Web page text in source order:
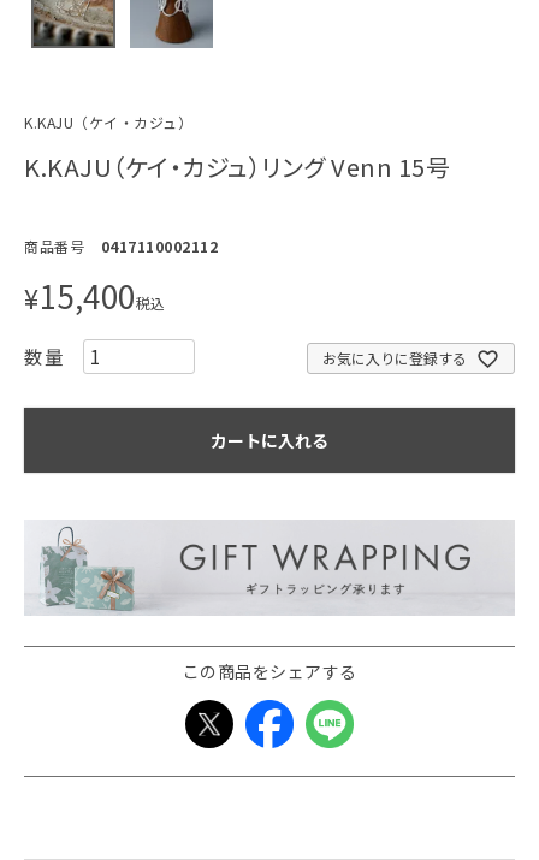
K.KAJU（ケイ・カジュ）
K.KAJU（ケイ・カジュ）リング Venn 15号
商品番号 0417110002112
¥15,400税込
お気に入りに登録する
カートに入れる
この商品をシェアする